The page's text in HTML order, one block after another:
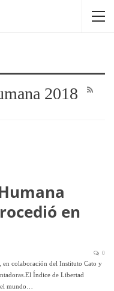
2018
en
0
colaboración del Instituto Cato y
Índice de Libertad
mundo…